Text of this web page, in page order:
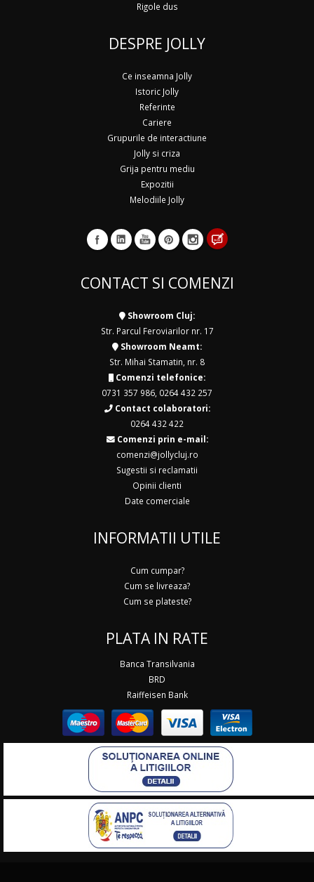
Rigole dus
DESPRE JOLLY
Ce inseamna Jolly
Istoric Jolly
Referinte
Cariere
Grupurile de interactiune
Jolly si criza
Grija pentru mediu
Expozitii
Melodiile Jolly
CONTACT SI COMENZI
Showroom Cluj:
Str. Parcul Feroviarilor nr. 17
Showroom Neamt:
Str. Mihai Stamatin, nr. 8
Comenzi telefonice:
0731 357 986, 0264 432 257
Contact colaboratori:
0264 432 422
Comenzi prin e-mail:
comenzi@jollycluj.ro
Sugestii si reclamatii
Opinii clienti
Date comerciale
INFORMATII UTILE
Cum cumpar?
Cum se livreaza?
Cum se plateste?
PLATA IN RATE
Banca Transilvania
BRD
Raiffeisen Bank